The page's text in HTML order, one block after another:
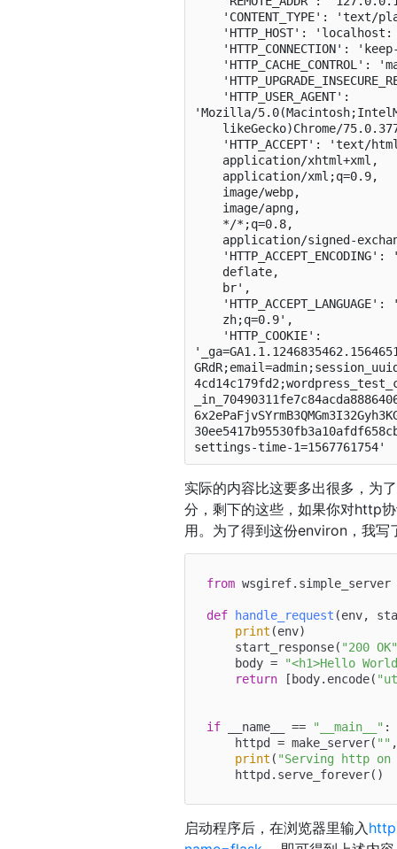
'Mozilla/
实际的内容比这要多出很多，为
分，剩下的这些，如果你对http
用。为了得到这份environ，我
from
def handle_request (env,
print (env)
    start_response(
"200
    body =
"<h1>Hello
return [body.encode(
if __name__ == "__main__" :
    httpd = make_server(
""
print ( "Serving http on
启动程序后，在浏览器里输入